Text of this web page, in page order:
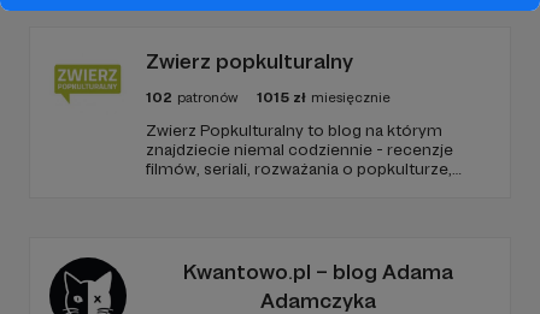
Zwierz popkulturalny
102 patronów 1015 zł miesięcznie
Zwierz Popkulturalny to blog na którym
znajdziecie niemal codziennie - recenzje
filmów, seriali, rozważania o popkulturze,
Kwantowo.pl – blog Adama
Adamczyka